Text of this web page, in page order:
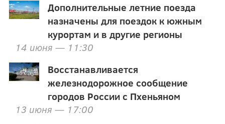
Дополнительные летние поезда
назначены для поездок к южным
курортам и в другие регионы
14 июня — 11:30
Восстанавливается
железнодорожное сообщение
городов России с Пхеньяном
13 июня — 17:00